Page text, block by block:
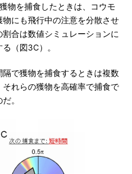
物を捕食したときは、コウモ
にも飛行中の注意を分散させ
合は数値シミュレーションに
（図3C）。
で獲物を捕食するときは複数
れらの獲物を高確率で捕食で
。